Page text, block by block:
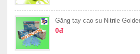
Găng tay cao su Nitrile
0đ